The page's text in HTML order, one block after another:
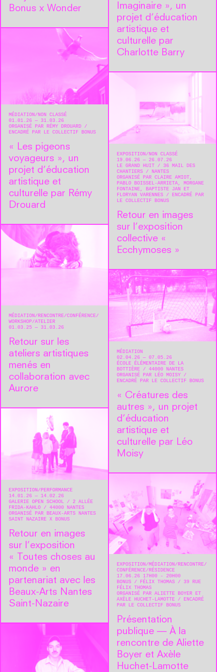
Bonus x Wonder
Imaginaire », un
projet d’éducation
artistique et
culturelle par
Charlotte Barry
MÉDIATION
NON CLASSÉ
01.01.26 — 31.03.26
ORGANISÉ PAR RÉMY DROUARD
ENCADRÉ PAR LE COLLECTIF BONUS
« Les pigeons
voyageurs », un
projet d’éducation
artistique et
culturelle par Rémy
Drouard
EXPOSITION NON CLASSÉ
19.06.26 — 26.07.26
LE GRAND HUIT
36 MAIL DES
CHANTIERS
NANTES
ORGANISÉ PAR CLAIRE AMIOT,
PABLO BOISSEL-ARRIETA, MORGANE
FONTAINE, BAPTISTE JAN ET
FLORYAN VARENNES
ENCADRÉ PAR
LE COLLECTIF BONUS
Retour en images
sur l’exposition
collective «
Ecchymoses »
MÉDIATION RENCONTRE/CONFÉRENCE
WORKSHOP/ATELIER
01.03.25 — 31.03.26
Retour sur les
ateliers artistiques
menés en
collaboration avec
Aurore
MÉDIATION
02.04.26 — 07.05.26
ÉCOLE ÉLÉMENTAIRE DE LA
BOTTIÈRE
44000 NANTES
ORGANISÉ PAR LÉO MOISY
ENCADRÉ PAR LE COLLECTIF BONUS
« Créatures des
autres », un projet
d’éducation
artistique et
culturelle par Léo
Moisy
EXPOSITION PERFORMANCE
14.01.26 — 14.02.26
GALERIE OPEN SCHOOL
2 ALLÉE
FRIDA-KAHLO
44000 NANTES
ORGANISÉ PAR BEAUX-ARTS NANTES
SAINT NAZAIRE X BONUS
Retour en images
sur l’exposition
« Toutes choses au
monde » en
partenariat avec les
Beaux-Arts Nantes
Saint-Nazaire
EXPOSITION MÉDIATION
RENCONTRE/
CONFÉRENCE
RÉSIDENCE
17.06.26 17H00 - 20H00
BONUS
FÉLIX THOMAS
39 RUE
FÉLIX THOMAS
ORGANISÉ PAR ALIETTE BOYER ET
AXÈLE HUCHET-LAMOTTE
ENCADRÉ
PAR LE COLLECTIF BONUS
Présentation
publique — À la
rencontre de Aliette
Boyer et Axèle
Huchet-Lamotte